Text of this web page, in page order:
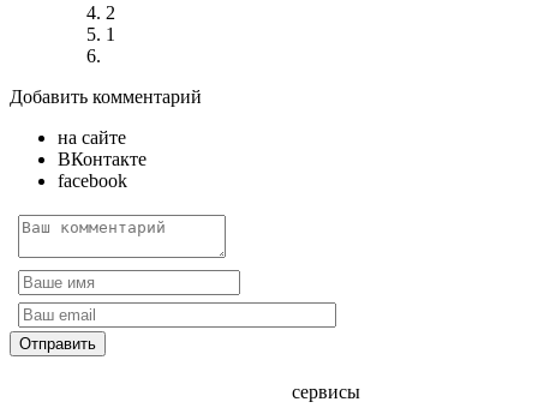
2
1
Добавить комментарий
на сайте
ВКонтакте
facebook
сервисы